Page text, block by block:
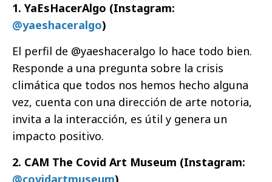
1. YaEsHacerAlgo (Instagram:
@yaeshaceralgo)
El perfil de @yaeshaceralgo lo hace todo bien.
Responde a una pregunta sobre la crisis
climática que todos nos hemos hecho alguna
vez, cuenta con una dirección de arte notoria,
invita a la interacción, es útil y genera un
impacto positivo.
2. CAM The Covid Art Museum (Instagram: